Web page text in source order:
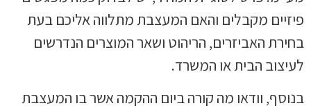
פיזיים מקבלים והאם המעצבת מתלווה אליכם בעת
בחירת האביזרים, הריהוט ושאר המוצרים הנדרשים
לעיצוב הבית או המשרד.
בנוסף, וודאו מה קורה ביום ההקמה אשר בו המעצבת